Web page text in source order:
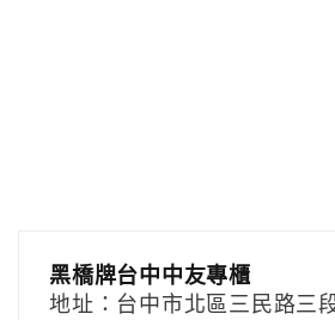
黑橋牌台中中友專櫃
地址：台中市北區三民路三